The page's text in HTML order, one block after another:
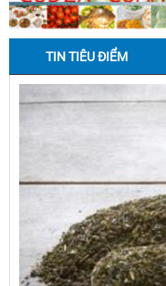
TIN TIÊU ĐIỂM